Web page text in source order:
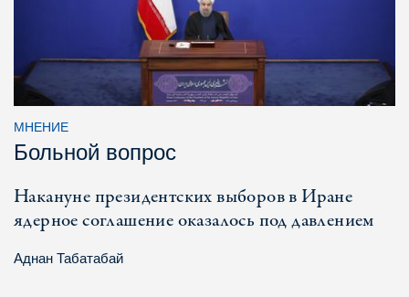
МНЕНИЕ
Больной вопрос
Накануне президентских выборов в Иране
ядерное соглашение оказалось под давлением
Аднан Табатабай